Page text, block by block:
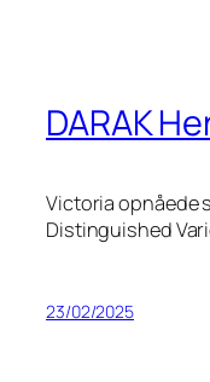
DARAK
Victoria opnåede
Distinguished
23/02/2025